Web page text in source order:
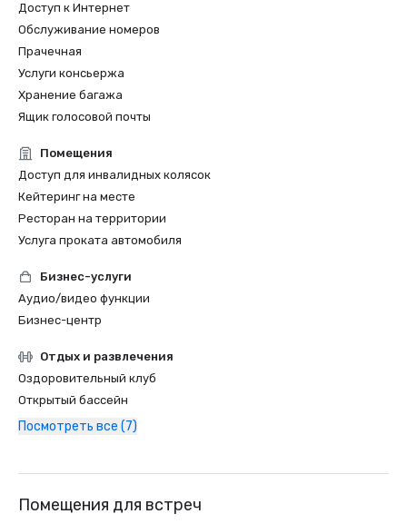
Доступ к Интернет
Обслуживание номеров
Прачечная
Услуги консьержа
Хранение багажа
Ящик голосовой почты
Помещения
Доступ для инвалидных колясок
Кейтеринг на месте
Ресторан на территории
Услуга проката автомобиля
Бизнес-услуги
Аудио/видео функции
Бизнес-центр
Отдых и развлечения
Оздоровительный клуб
Открытый бассейн
Посмотреть все (7)
Помещения для встреч